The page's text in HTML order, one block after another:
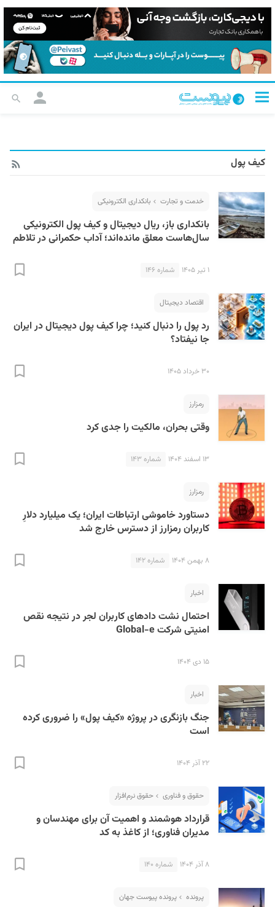
کیف پول
خدمت و تجارت بانکداری الکترونیکی
بانکداری باز، ریال دیجیتال و کیف پول الکترونیکی
سال‌هاست معلق مانده‌اند؛ آداب حکمرانی در تلاطم
۱ تیر ۱۴۰۵ شماره ۱۴۶
اقتصاد دیجیتال
رد پول را دنبال کنید؛ چرا کیف پول دیجیتال در ایران
جا نیفتاد؟
۳۰ خرداد ۱۴۰۵
رمزارز
وقتی بحران، مالکیت را جدی کرد
۱۳ اسفند ۱۴۰۴ شماره ۱۴۳
رمزارز
دستاورد خاموشی ارتباطات ایران؛ یک میلیارد دلارِ
کاربران رمزارز از دسترس خارج شد
۸ بهمن ۱۴۰۴ شماره ۱۴۲
اخبار
احتمال نشت داد‌های کاربران لجر در نتیجه نقص
امنیتی شرکت Global-e
۱۵ دی ۱۴۰۴
اخبار
جنگ بازنگری در پروژه «کیف پول» را ضروری کرده
است
۲۲ آذر ۱۴۰۴
حقوق و فناوری حقوق نرم‌افزار
قرارداد هوشمند و اهمیت آن برای مهندسان و
مدیران فناوری؛ از کاغذ به کد
۸ آذر ۱۴۰۴ شماره ۱۴۰
پرونده پرونده پیوست جهان